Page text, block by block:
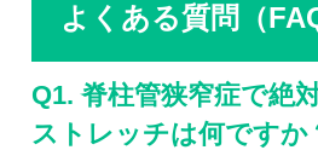
よくある質問（
Q1. 脊柱管狭窄症で絶
ストレッチは何ですか